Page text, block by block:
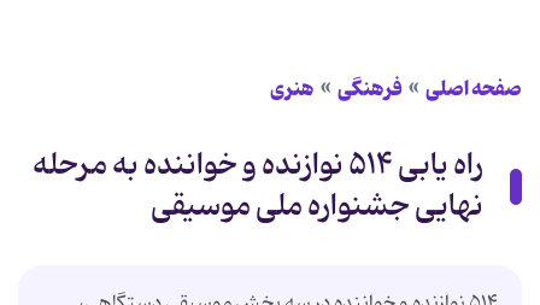
صفحه اصلی فرهنگی هنری
راه یابی ۵۱۴ نوازنده و خواننده به مرحله
نهایی جشنواره ملی موسیقی